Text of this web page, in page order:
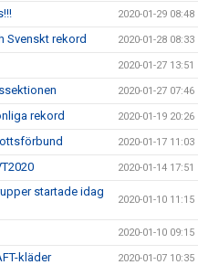
2020-01-29 08:48
Svenskt rekord 2020-01-28 08:33
2020-01-27 13:51
2020-01-27 07:46
rekord 2020-01-19 20:26
2020-01-17 11:03
2020-01-14 17:51
startade idag
2020-01-10 11:15
2020-01-10 09:15
kläder 2020-01-07 10:35